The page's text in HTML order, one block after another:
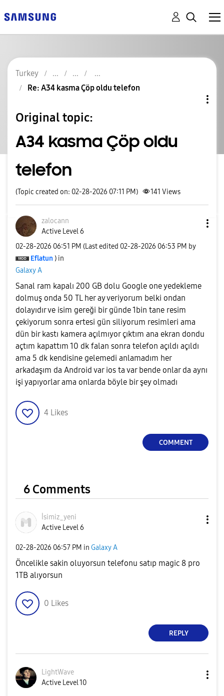
Turkey
Re: A34 kasma Çöp oldu telefon
Original topic:
A34 kasma Çöp oldu
telefon
(Topic created on: 02-28-2026 07:11 PM) 141 Views
zalocann
Active Level 6
‎02-28-2026 06:51 PM (Last edited ‎02-28-2026 06:53 PM by
Eflatun ) in
Galaxy A
Sanal ram kapalı 200 GB dolu Google one yedekleme
dolmuş onda 50 TL her ay veriyorum belki ondan
dolayıdır ve isim gereği bir günde 1bin tane resim
çekiyorum sonra ertesi gün siliyorum resimleri ama
dün bir kastı kamera açılmıyor çıktım ana ekran dondu
açtım kapattım 10 dk falan sonra telefon açıldı açıldı
ama 5 dk kendisine gelemedi anlamadım her
arkadaşım da Android var ios ta var bende onlar da aynı
işi yapıyorlar ama onlarda böyle bir şey olmadı
4 Likes
COMMENT
6 Comments
İsimiz_yeni
Active Level 6
‎02-28-2026 06:57 PM in Galaxy A
Öncelikle sakin oluyorsun telefonu satıp magic 8 pro
1TB alıyorsun
0 Likes
REPLY
LightWave
Active Level 10